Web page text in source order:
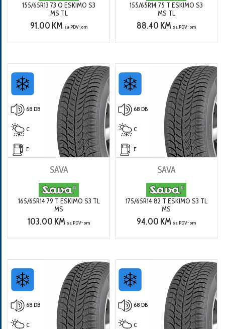
155/65R13 73 Q ESKIMO S3
MS TL
91.00 KM sa PDV-om
155/65R14 75 T ESKIMO S3
MS TL
88.40 KM sa PDV-om
68 DB
C
E
SAVA
165/65R14 79 T ESKIMO S3 TL
MS
103.00 KM sa PDV-om
68 DB
C
E
SAVA
175/65R14 82 T ESKIMO S3 TL
MS
94.00 KM sa PDV-om
68 DB
C
68 DB
C